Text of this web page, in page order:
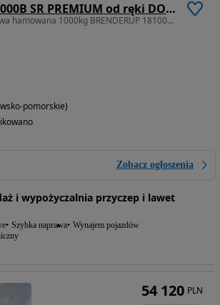
Brenderup 181000B SR PREMIUM od ręki DOSTAWA !!
Przyczepa podłodziowa hamowana 1000kg BRENDERUP 181000B
pomorskie)
Zobacz ogłoszenia
i wypożyczalnia przyczep i lawet
Szybka naprawa Wynajem pojazdów
54 120 PLN